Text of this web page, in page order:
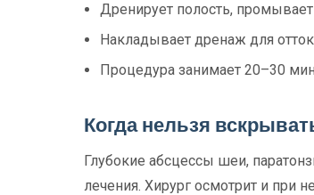
Дренирует полость,
Накладывает дренаж для
Процедура занимает 20–30
Когда нельзя
Глубокие абсцессы шеи,
лечения. Хирург осмотрит и при